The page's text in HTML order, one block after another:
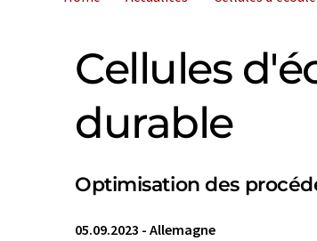
Cellules
durable
Optimisation des
05.09.2023 - Allemagne